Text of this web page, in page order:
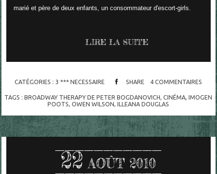
marié et père de deux enfants, un consommateur d'escort-girls.
LIRE LA SUITE
CATÉGORIES : 3 *** NECESSAIRE SHARE 4 COMMENTAIRES
TAGS :BROADWAY THERAPY DE PETER BOGDANOVICH,CINÉMA,IMOGEN
POOTS,OWEN WILSON,ILLEANA DOUGLAS
22 AOÛT 2010